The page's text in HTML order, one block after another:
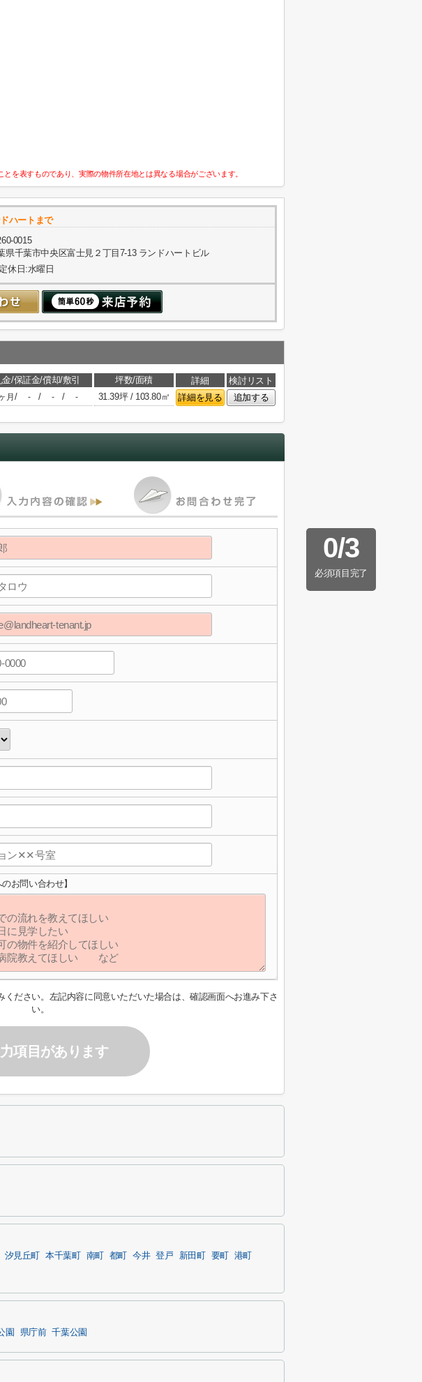
を表すものであり、実際の物件所在地とは異なる場合がございます。
ハートまで
0015
県千葉市中央区富士見２丁目7-13 ランドハートビル
休日:水曜日
/保証金/償却/敷引 坪数/面積 詳細
検討リスト
月 / - / - / - 31.39坪 / 103.80㎡ 詳細を見る 追加する
0/3
必須項目完了
お問い合わせ】
ください。左記内容に同意いただいた場合は、確認画面へお進み下さ
い。
項目があります
汐見丘町 本千葉町 南町 都町 今井 登戸 新田町 要町
港町
園 県庁前 千葉公園